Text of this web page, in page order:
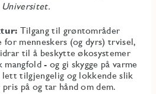
Universitet.
Tilgang til grøntområder
menneskers (og dyrs) trvisel,
til å beskytte økosystemer
- og gi skygge på varme
lett tilgjengelig og lokkende slik
på og tar hånd om dem.